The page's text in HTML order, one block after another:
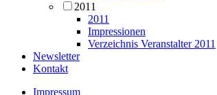
2011
2011
Impressionen
Verzeichnis Veranstalter 2011
Newsletter
Kontakt
Impressum